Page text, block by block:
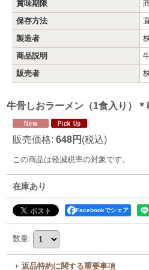
賞味期限
保存方法
製造者
商品説明
販売者
牛骨しおラーメン（1食入り）＊
販売価格: 648円 (税込)
この商品は軽減税率の対象です。
在庫あり
Facebookでシェア
数量:
返品特約に関する重要事項